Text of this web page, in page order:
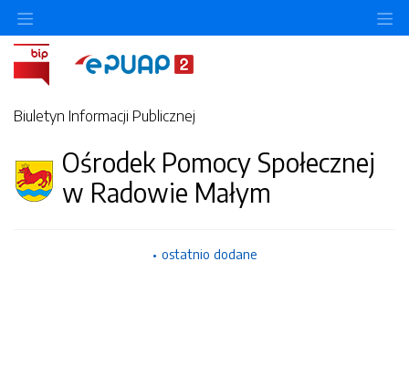
Biuletyn Informacji Publicznej
Ośrodek Pomocy Społecznej
w Radowie Małym
ostatnio dodane